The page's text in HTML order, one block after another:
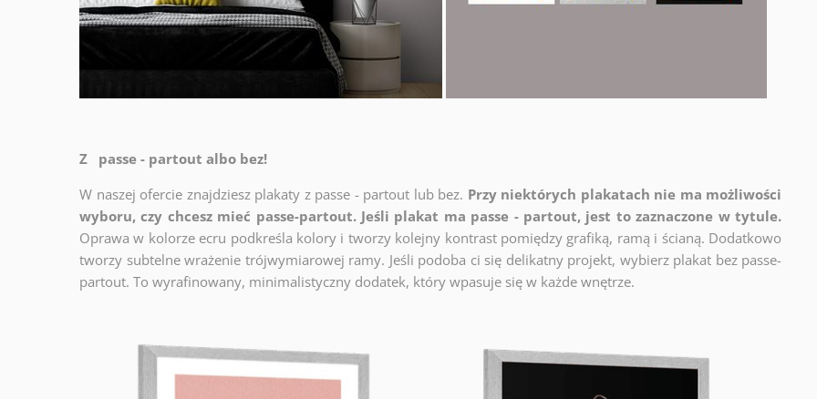
Z passe - partout albo bez!
W naszej ofercie znajdziesz plakaty z passe - partout lub bez. Przy niektórych plakatach nie ma możliwości
wyboru, czy chcesz mieć passe-partout. Jeśli plakat ma passe - partout, jest to zaznaczone w tytule.
Oprawa w kolorze ecru podkreśla kolory i tworzy kolejny kontrast pomiędzy grafiką, ramą i ścianą. Dodatkowo
tworzy subtelne wrażenie trójwymiarowej ramy. Jeśli podoba ci się delikatny projekt, wybierz plakat bez passe-
partout. To wyrafinowany, minimalistyczny dodatek, który wpasuje się w każde wnętrze.